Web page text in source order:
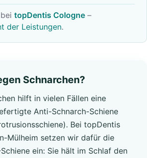
topDentis Cologne –
der Leistungen.
Schnarchen?
hilft in vielen Fällen eine
Anti-Schnarch-Schiene
Bei topDentis
Mülheim setzen wir dafür die
ein: Sie hält im Schlaf den